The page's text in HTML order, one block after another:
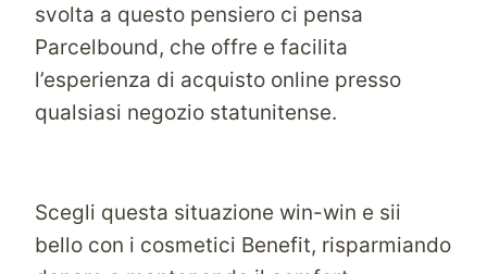
svolta a questo pensiero ci pensa
Parcelbound, che offre e facilita
l’esperienza di acquisto online presso
qualsiasi negozio statunitense.
Scegli questa situazione win-win e sii
bello con i cosmetici Benefit, risparmiando